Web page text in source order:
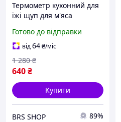
Термометр кухонний для
їжі щуп для м'яса
термометр з дисплеєм і
таймером для духовки
ТР800 BRS
Готово до відправки
від64₴/міс
640₴
1 280 ₴
Купити
BRS SHOP 89%